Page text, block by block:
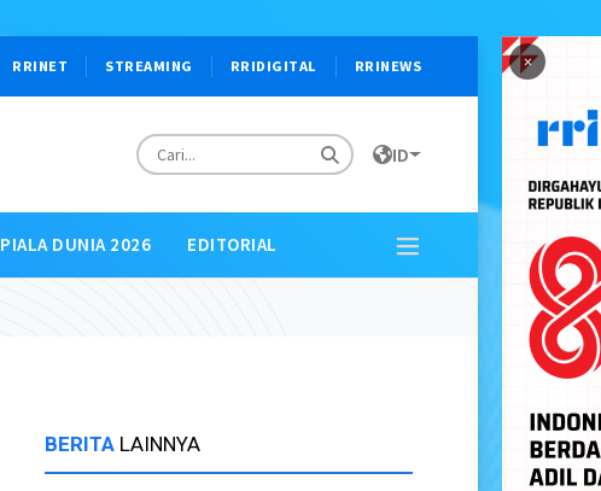
×
RRINET STREAMING RRIDIGITAL RRINEWS
ID
PIALA DUNIA 2026 EDITORIAL
BERITA LAINNYA